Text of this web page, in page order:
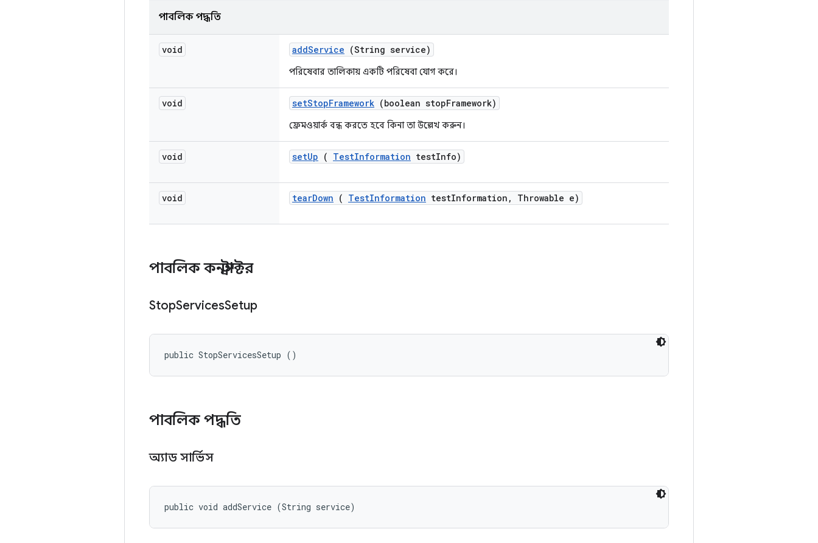
পাবলিক পদ্ধতি
void addService (String service)
পরিষেবার তালিকায় একটি পরিষেবা যোগ করে।
void setStopFramework (boolean stopFramework)
ফ্রেমওয়ার্ক বন্ধ করতে হবে কিনা তা উল্লেখ করুন।
void setUp ( TestInformation testInfo)
void tearDown ( TestInformation testInformation , Throwable e)
পাবলিক কনস্ট্রাক্টর
StopServicesSetup
public StopServicesSetup ()
পাবলিক পদ্ধতি
অ্যাড সার্ভিস
public void addService (String service)